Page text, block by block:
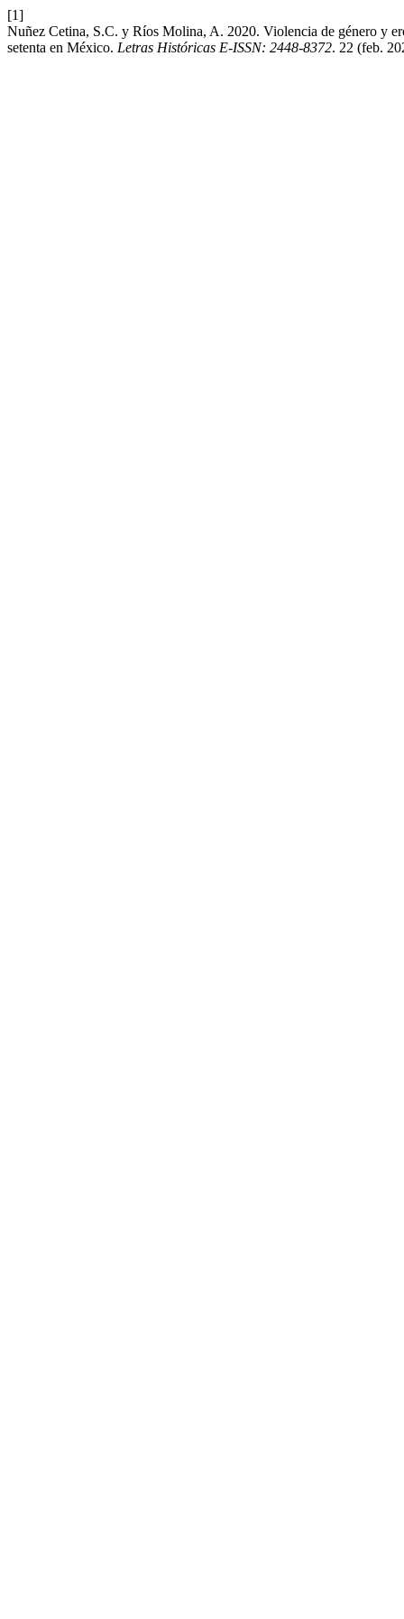
[1]
Nuñez Cetina, S.C. y Ríos Molina, A. 2020. Violencia de género y
setenta en México. Letras Históricas E-ISSN: 2448-8372. 22 (feb.